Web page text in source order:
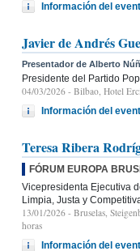
Información del
Javier de Andrés
Presentador de Alberto
Presidente del Partido
04/03/2026 - Bilbao, Hotel
Información del
Teresa Ribera
FÓRUM EUROPA
Vicepresidenta Ejecutiva
Limpia, Justa y
13/01/2026 - Bruselas,
horas
Información del